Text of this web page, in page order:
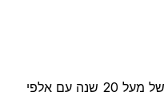
חברת הדברה מקצועית בעלת ניסיון של מעל 20 שנה עם אלפי